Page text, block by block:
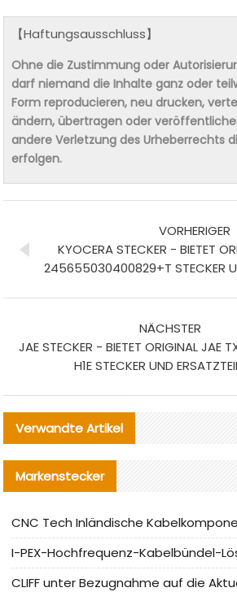
【Haftungsausschluss】
Ohne die Zustimmung oder
darf niemand die Inhalte ganz oder
Form reproducieren, neu drucken,
ändern, übertragen oder
andere Verletzung des Urheberrechts
erfolgen.
VORHERIGER
KYOCERA STECKER - BIETET
245655030400829+T STECKER
NÄCHSTER
JAE STECKER - BIETET ORIGINAL JAE
H1E STECKER UND
Verwandte Artikel
Markenstecker